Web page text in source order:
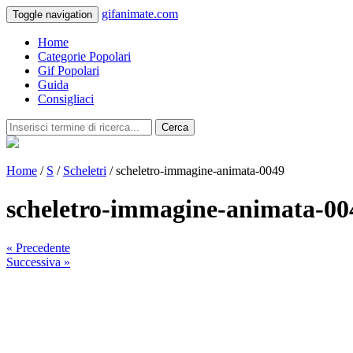
Toggle navigation gifanimate.com
Home
Categorie Popolari
Gif Popolari
Guida
Consigliaci
Cerca
Home / S / Scheletri / scheletro-immagine-animata-0049
scheletro-immagine-animata-
« Precedente
Successiva »